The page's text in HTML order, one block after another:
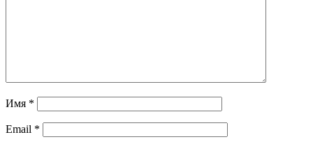
Имя *
Email *